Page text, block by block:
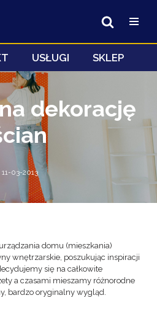
USŁUGI SKLEP
dekorację
11-03-2013
domu (mieszkania)
wnętrzarskie, poszukując inspiracji
się na całkowite
a czasami mieszamy różnorodne
bardzo oryginalny wygląd.